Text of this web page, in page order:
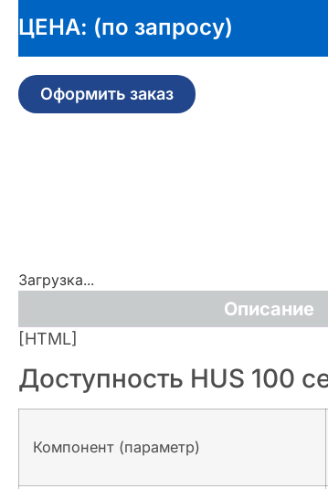
ЦЕНА: (по запросу)
Оформить заказ
Загрузка...
Описание
[HTML]
Доступность HUS 100
Компонент (параметр)